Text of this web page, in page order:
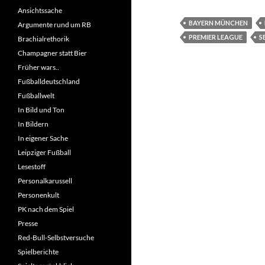
BAYERN MÜNCHEN
PREMIER LEAGUE
Ansichtssache
Argumente rund um RB
Brachialrethorik
Champagner statt Bier
Früher wars..
Fußballdeutschland
Fußballwelt
In Bild und Ton
In Bildern
In eigener Sache
Leipziger Fußball
Lesestoff
Personalkarussell
Personenkult
PK nach dem Spiel
Presse
Red-Bull-Selbstversuche
Spielberichte